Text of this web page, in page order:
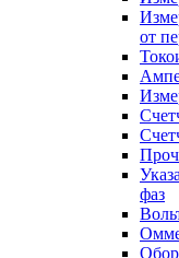
от
фаз